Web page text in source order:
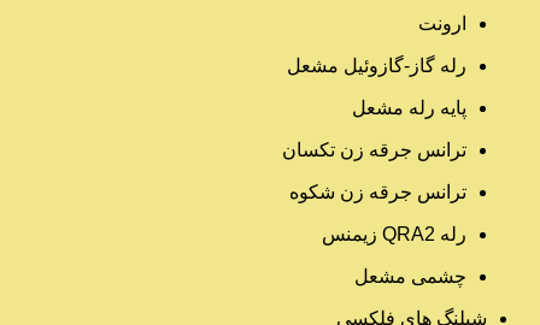
ارونت
رله گاز-گازوئیل مشعل
پایه رله مشعل
ترانس جرقه زن تکسان
ترانس جرقه زن شکوه
رله QRA2 زیمنس
چشمی مشعل
شیلنگ های فلکسی